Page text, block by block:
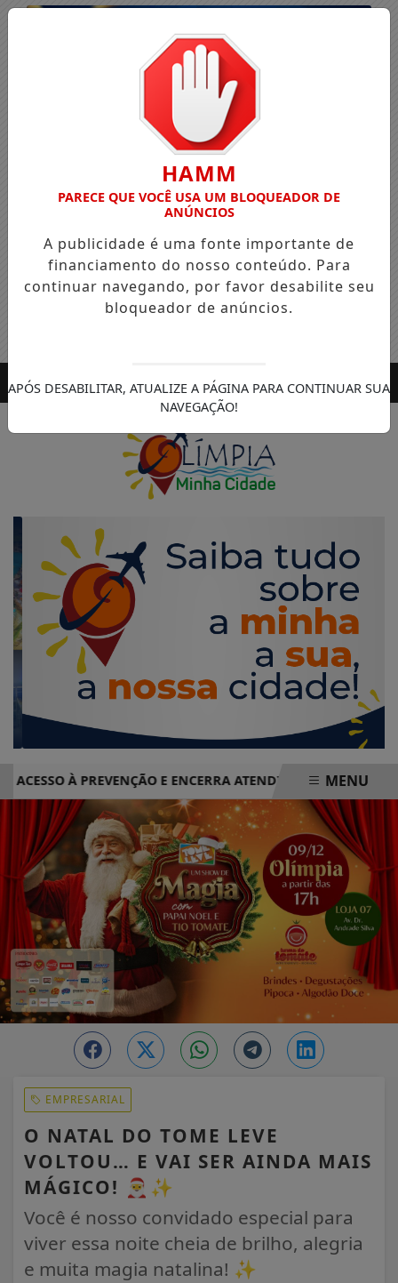
Entrar
À PREVENÇÃO E ENCERRA ATENDIMENTOS COM MAIS
EM ALTA
MENU
EMPRESARIAL
O NATAL DO TOME LEVE
VOLTOU… E VAI SER AINDA MAIS
MÁGICO! 🎅✨
Você é nosso convidado especial para
viver essa noite cheia de brilho, alegria
e muita magia natalina! ✨
HAMM
PARECE QUE VOCÊ USA UM BLOQUEADOR DE
ANÚNCIOS
A publicidade é uma fonte importante de
financiamento do nosso conteúdo. Para
continuar navegando, por favor desabilite seu
bloqueador de anúncios.
APÓS DESABILITAR, ATUALIZE A PÁGINA PARA CONTINUAR SUA
NAVEGAÇÃO!